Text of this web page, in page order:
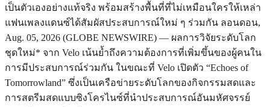
เป็นตัวเองอย่างแท้จริง พร้อมสร้างพื้นที่ที่ไม่เหมือนใครให้เหล่า
แฟนเพลงแดนซ์ได้สัมผัสประสบการณ์ใหม่ ๆ ร่วมกัน ลอนดอน,
Aug. 05, 2026 (GLOBE NEWSWIRE) — ผลการวิจัยระดับโลก
ชุดใหม่* จาก Velo เน้นย้ำถึงความต้องการที่เพิ่มขึ้นของผู้คนใน
การมีประสบการณ์ร่วมกัน ในขณะที่ Velo เปิดตัว “Echoes of
Tomorrowland” ซึ่งเป็นเครือข่ายระดับโลกของกิจกรรมสดและ
การสตรีมสดแบบซิงโครไนซ์ที่นำประสบการณ์อันมหัศจรรย์